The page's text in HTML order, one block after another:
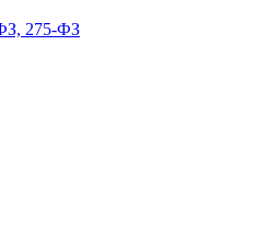
275-ФЗ